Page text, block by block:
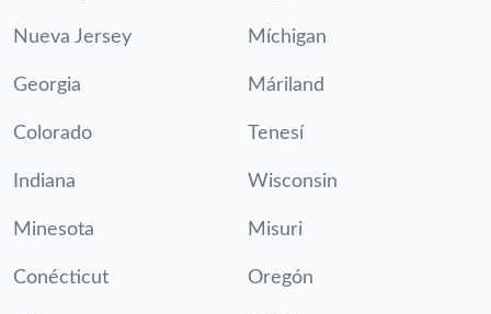
Nueva Jersey Míchigan
Georgia Máriland
Colorado Tenesí
Indiana Wisconsin
Minesota Misuri
Conécticut Oregón